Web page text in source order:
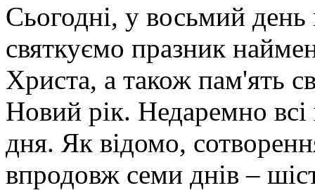
Сьогодні, у восьмий день
святкуємо празник
Христа, а також пам'ять
Новий рік. Недаремно всі
дня. Як відомо,
впродовж семи днів –